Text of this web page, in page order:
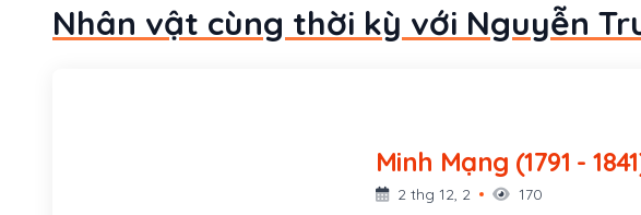
Nhân vật cùng thời kỳ với Nguyễn
Minh Mạng (1791 -
2 thg 12, 2 170